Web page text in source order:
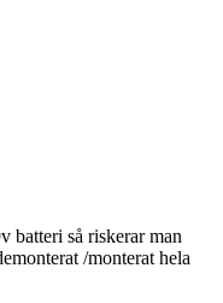
batteri så riskerar man
/monterat hela